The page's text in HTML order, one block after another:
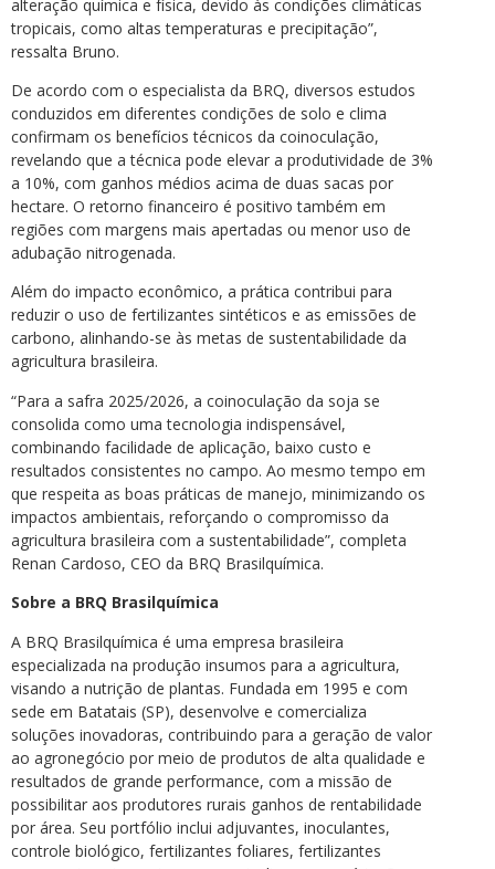
alteração química e física, devido às condições climáticas
tropicais, como altas temperaturas e precipitação”,
ressalta Bruno.
De acordo com o especialista da BRQ, diversos estudos
conduzidos em diferentes condições de solo e clima
confirmam os benefícios técnicos da coinoculação,
revelando que a técnica pode elevar a produtividade de 3%
a 10%, com ganhos médios acima de duas sacas por
hectare. O retorno financeiro é positivo também em
regiões com margens mais apertadas ou menor uso de
adubação nitrogenada.
Além do impacto econômico, a prática contribui para
reduzir o uso de fertilizantes sintéticos e as emissões de
carbono, alinhando-se às metas de sustentabilidade da
agricultura brasileira.
“Para a safra 2025/2026, a coinoculação da soja se
consolida como uma tecnologia indispensável,
combinando facilidade de aplicação, baixo custo e
resultados consistentes no campo. Ao mesmo tempo em
que respeita as boas práticas de manejo, minimizando os
impactos ambientais, reforçando o compromisso da
agricultura brasileira com a sustentabilidade”, completa
Renan Cardoso, CEO da BRQ Brasilquímica.
Sobre a BRQ Brasilquímica
A BRQ Brasilquímica é uma empresa brasileira
especializada na produção insumos para a agricultura,
visando a nutrição de plantas. Fundada em 1995 e com
sede em Batatais (SP), desenvolve e comercializa
soluções inovadoras, contribuindo para a geração de valor
ao agronegócio por meio de produtos de alta qualidade e
resultados de grande performance, com a missão de
possibilitar aos produtores rurais ganhos de rentabilidade
por área. Seu portfólio inclui adjuvantes, inoculantes,
controle biológico, fertilizantes foliares, fertilizantes